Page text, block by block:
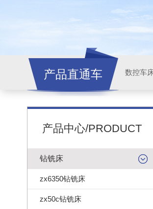
产品直通车
产品中心/PRODUCT
钻铣床
zx6350钻铣床
zx50c钻铣床